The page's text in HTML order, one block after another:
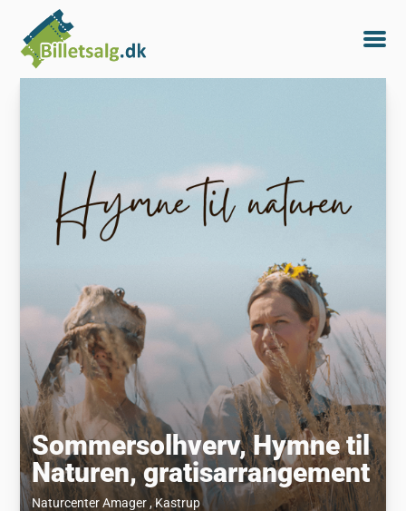
Sommersolhverv, Hymne til
Naturen, gratisarrangement
Naturcenter Amager, Kastrup